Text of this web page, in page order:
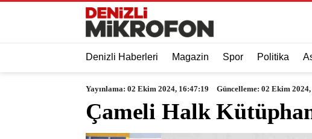
Denizli Haberleri Magazin Spor Politika
Yayınlama: 02 Ekim 2024, 16:47:19 Güncelleme: 02 Ekim
Çameli Halk